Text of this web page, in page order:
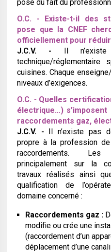
pose du fait du
O.C. - Existe-t-il des
pose que la CNEF
officiellement pour
J.C.V. - Il
technique/
cuisines. Chaque
niveaux d’exigences.
O.C. - Quelles
électrique…)
raccordements gaz,
J.C.V. - Il n’existe pas
propre à la profession
raccordements.
principalement sur la
travaux réalisés ainsi
qualification de
domaine concerné :
Raccordements gaz :
modifie ou crée une
(raccordement d’un
déplacement d’une